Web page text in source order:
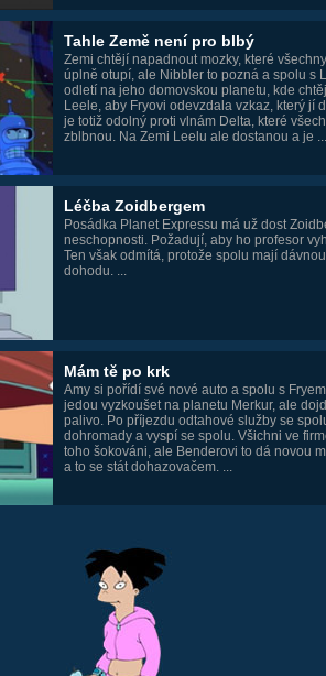
Tahle Země není pro blbý
Zemi chtějí napadnout mozky, které
úplně otupí, ale Nibbler to pozná a spolu s
odletí na jeho domovskou planetu, kde
Leele, aby Fryovi odevzdala vzkaz, který jí
je totiž odolný proti vlnám Delta, které
zblbnou. Na Zemi Leelu ale dostanou a je ...
Léčba Zoidbergem
Posádka Planet Expressu má už dost
neschopnosti. Požadují, aby ho profesor
Ten však odmítá, protože spolu mají
dohodu. ...
Mám tě po krk
Amy si pořídí své nové auto a spolu s
jedou vyzkoušet na planetu Merkur, ale
palivo. Po příjezdu odtahové služby se
dohromady a vyspí se spolu. Všichni ve
toho šokováni, ale Benderovi to dá novou
a to se stát dohazovačem. ...